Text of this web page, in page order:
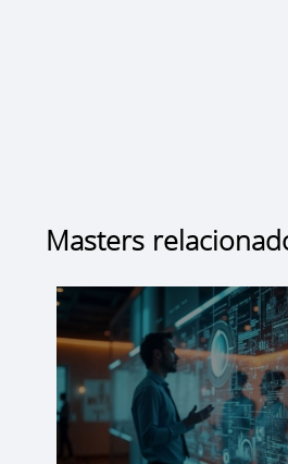
Masters